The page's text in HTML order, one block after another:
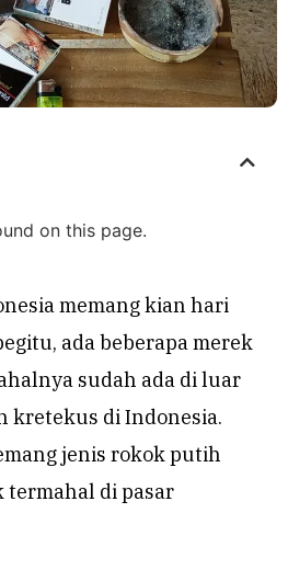
on this page.
memang kian hari
ada beberapa merek
sudah ada di luar
kretekus di Indonesia.
jenis rokok putih
termahal di pasar